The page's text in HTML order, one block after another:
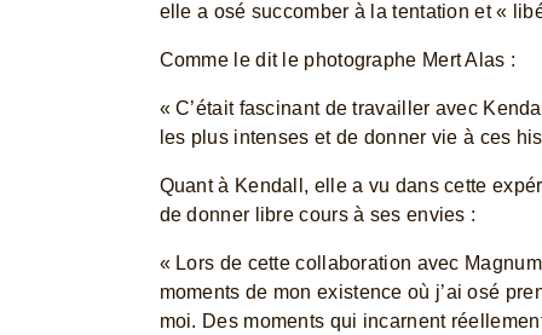
elle a osé succomber à la tentation et «
Comme le dit le photographe Mert Alas :
« C’était fascinant de travailler avec
les plus intenses et de donner vie à ces
Quant à Kendall, elle a vu dans cette
de donner libre cours à ses envies :
« Lors de cette collaboration avec
moments de mon existence où j’ai osé
moi. Des moments qui incarnent